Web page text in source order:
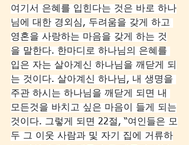
여기서 은혜를 입힌다는 것은 바로 하나
님에 대한 경외심, 두려움을 갖게 하고
영혼을 사랑하는 마음을 갖게 하는 것
을 말한다. 한마디로 하나님의 은혜를
입은 자는 살아계신 하나님을 깨닫게 되
는 것이다. 살아계신 하나님, 내 생명을
주관 하시는 하나님을 깨닫게 되면 내
모든것을 바치고 싶은 마음이 들게 되는
것이다. 그렇게 되면 22절, “여인들은 모
두 그 이웃 사람과 및 자기 집에 거류하